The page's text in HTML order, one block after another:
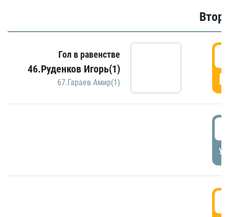
Гол в равенстве
46.Руденков Игорь(1)
67.Гараев Амир(1)